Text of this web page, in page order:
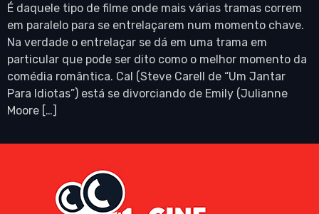
É daquele tipo de filme onde mais várias tramas correm
em paralelo para se entrelaçarem num momento chave.
Na verdade o entrelaçar se dá em uma trama em
particular que pode ser dito como o melhor momento da
comédia romântica. Cal (Steve Carell de “Um Jantar
Para Idiotas”) está se divorciando de Emily (Julianne
Moore […]